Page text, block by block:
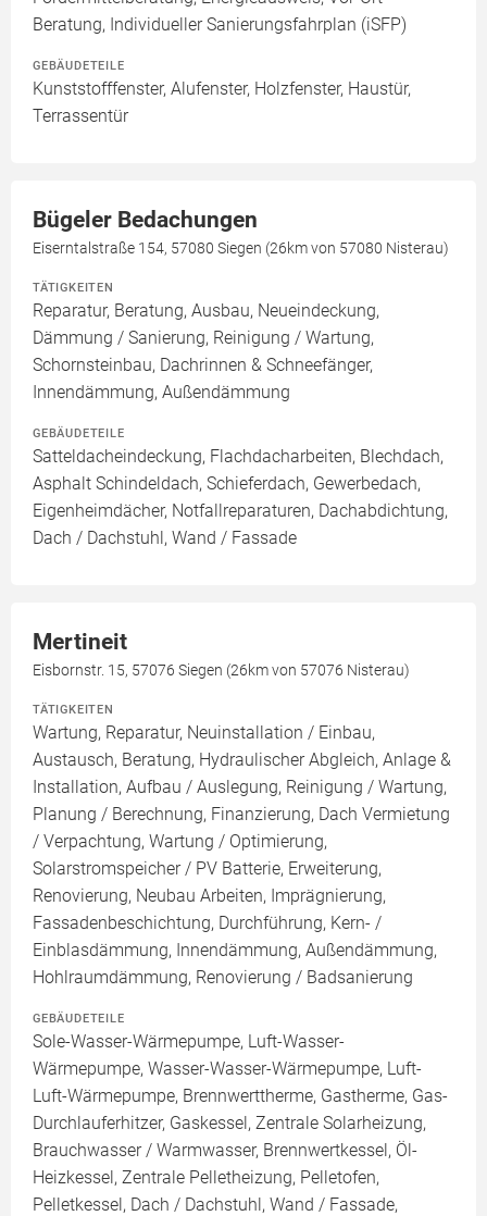
Beratung, Individueller Sanierungsfahrplan (iSFP)
GEBÄUDETEILE
Kunststofffenster, Alufenster, Holzfenster, Haustür,
Terrassentür
Bügeler Bedachungen
Eiserntalstraße 154, 57080 Siegen (26km von 57080 Nisterau)
TÄTIGKEITEN
Reparatur, Beratung, Ausbau, Neueindeckung,
Dämmung / Sanierung, Reinigung / Wartung,
Schornsteinbau, Dachrinnen & Schneefänger,
Innendämmung, Außendämmung
GEBÄUDETEILE
Satteldacheindeckung, Flachdacharbeiten, Blechdach,
Asphalt Schindeldach, Schieferdach, Gewerbedach,
Eigenheimdächer, Notfallreparaturen, Dachabdichtung,
Dach / Dachstuhl, Wand / Fassade
Mertineit
Eisbornstr. 15, 57076 Siegen (26km von 57076 Nisterau)
TÄTIGKEITEN
Wartung, Reparatur, Neuinstallation / Einbau,
Austausch, Beratung, Hydraulischer Abgleich, Anlage &
Installation, Aufbau / Auslegung, Reinigung / Wartung,
Planung / Berechnung, Finanzierung, Dach Vermietung
/ Verpachtung, Wartung / Optimierung,
Solarstromspeicher / PV Batterie, Erweiterung,
Renovierung, Neubau Arbeiten, Imprägnierung,
Fassadenbeschichtung, Durchführung, Kern- /
Einblasdämmung, Innendämmung, Außendämmung,
Hohlraumdämmung, Renovierung / Badsanierung
GEBÄUDETEILE
Sole-Wasser-Wärmepumpe, Luft-Wasser-
Wärmepumpe, Wasser-Wasser-Wärmepumpe, Luft-
Luft-Wärmepumpe, Brennwerttherme, Gastherme, Gas-
Durchlauferhitzer, Gaskessel, Zentrale Solarheizung,
Brauchwasser / Warmwasser, Brennwertkessel, Öl-
Heizkessel, Zentrale Pelletheizung, Pelletofen,
Pelletkessel, Dach / Dachstuhl, Wand / Fassade,